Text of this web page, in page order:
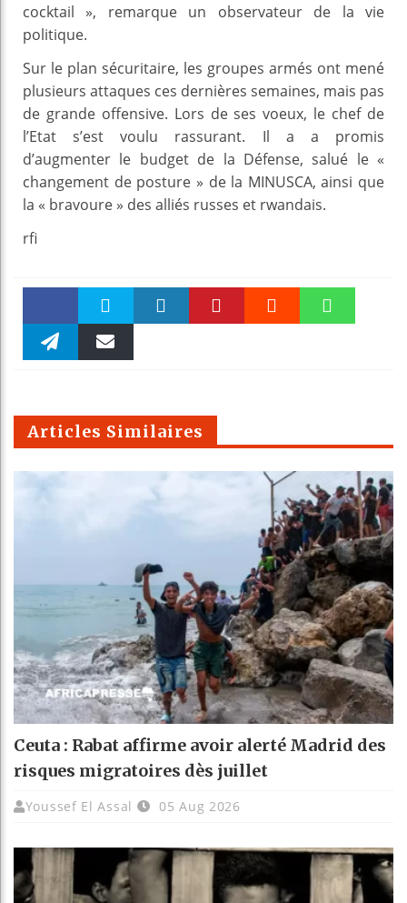
cocktail », remarque un observateur de la vie
politique.
Sur le plan sécuritaire, les groupes armés ont mené
plusieurs attaques ces dernières semaines, mais pas
de grande offensive. Lors de ses voeux, le chef de
l’Etat s’est voulu rassurant. Il a a promis
d’augmenter le budget de la Défense, salué le «
changement de posture » de la MINUSCA, ainsi que
la « bravoure » des alliés russes et rwandais.
rfi
Faceboo Twitter
m
Articles Similaires
Ceuta : Rabat affirme avoir alerté Madrid des
risques migratoires dès juillet
Youssef El Assal 05 Aug 2026